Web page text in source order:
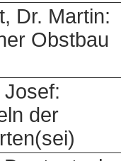
Dr. Martin:
Obstbau
Josef:
der